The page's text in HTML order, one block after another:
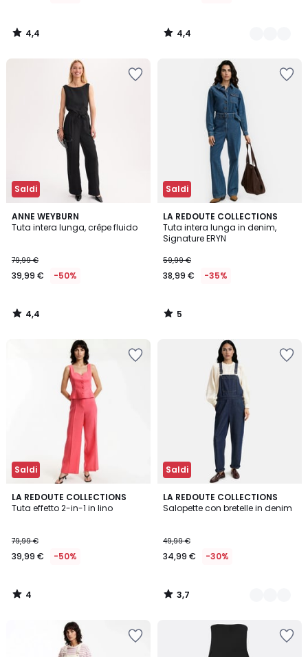
59,99
€ 4,4
/
4,4
/
Saldi
ANNE WEYBURN
Tuta intera lunga, crêpe fluido
79,99 €
39,99 € -50%
4,4
/ 5
4,4
/
Saldi
LA REDOUTE COLLECTIONS
Tuta intera lunga in denim,
Signature ERYN
59,99 €
38,99 € -35%
5
/
5
5
/
Saldi
LA REDOUTE COLLECTIONS
Tuta effetto 2-in-1 in lino
79,99 €
39,99 € -50%
4
/
4
/
Saldi
LA REDOUTE COLLECTIONS
Salopette con bretelle in denim
49,99 €
34,99 € -30%
3,7
/ 5
2
Colori
3,7
/